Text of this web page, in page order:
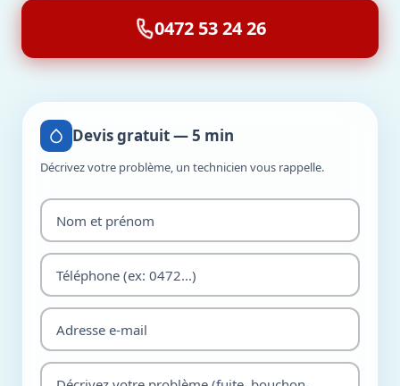
0472 53 24 26
Devis gratuit — 5 min
Décrivez votre problème, un technicien vous rappelle.